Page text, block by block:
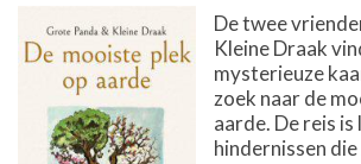
De twee
Kleine Draak
mysterieuze
zoek naar de
aarde. De reis is
hindernissen